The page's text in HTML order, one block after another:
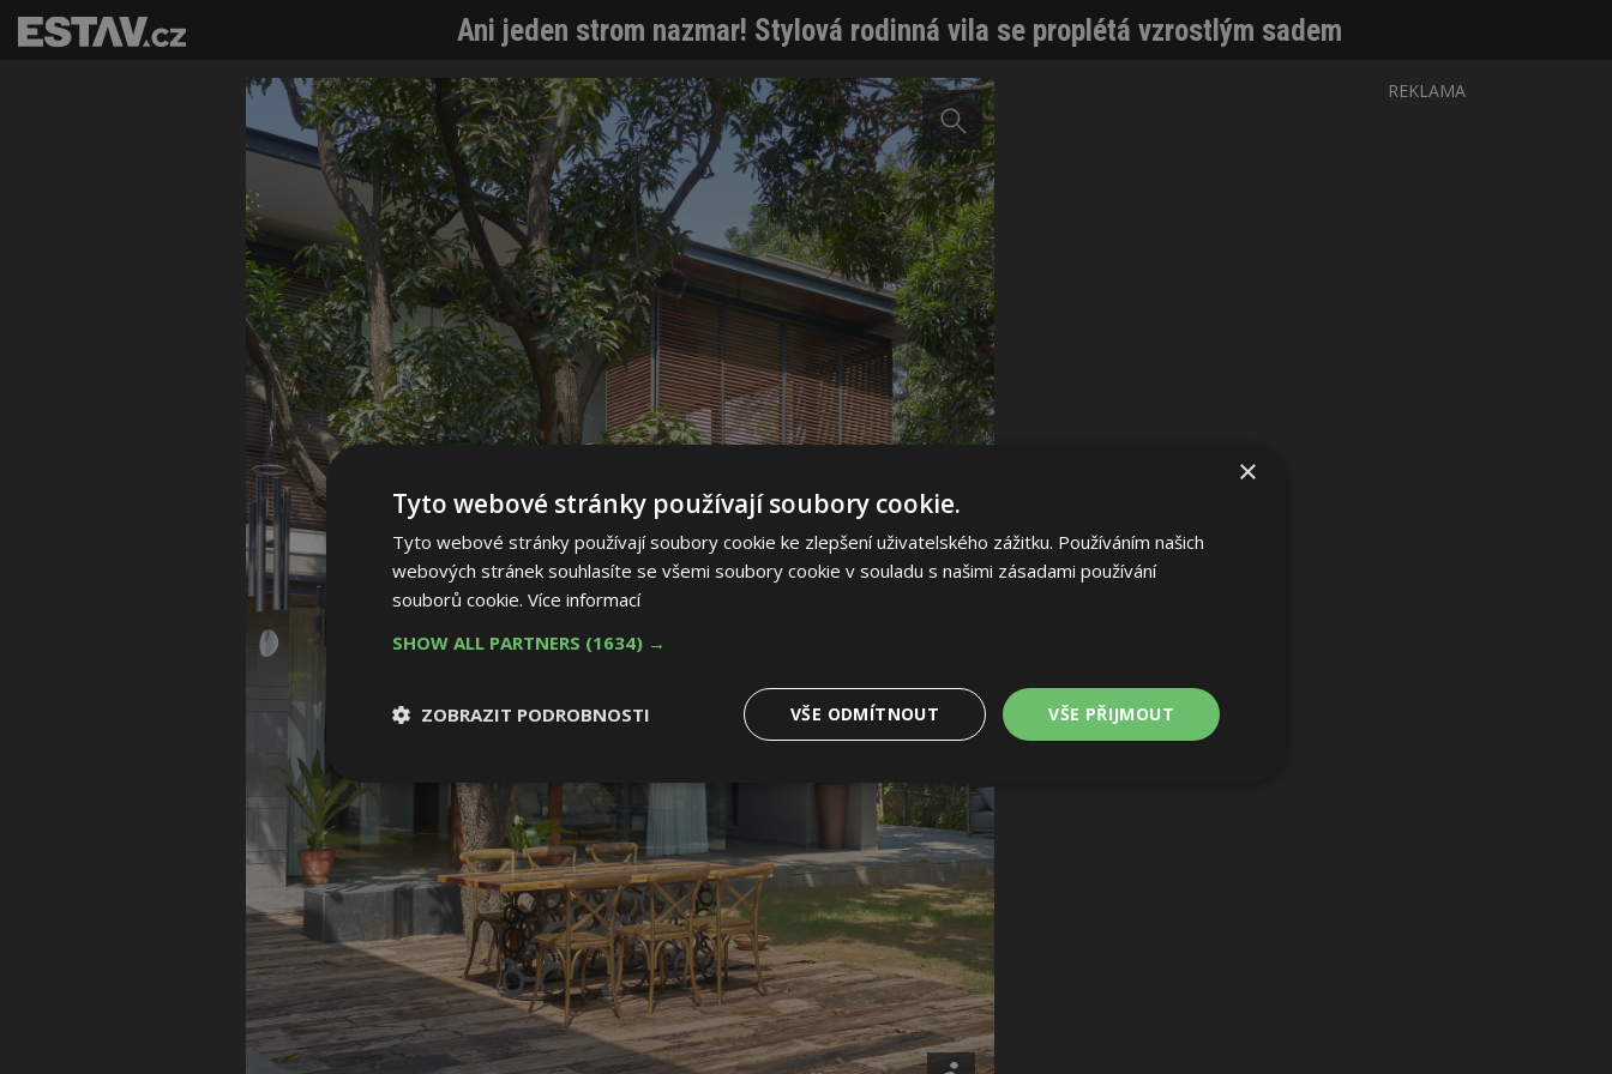
Ani jeden strom nazmar! Stylová rodinná vila se proplétá vzrostlým sadem
REKLAMA
×
Tyto webové stránky používají soubory cookie.
Tyto webové stránky používají soubory cookie ke zlepšení uživatelského zážitku. Používáním našich
webových stránek souhlasíte se všemi soubory cookie v souladu s našimi zásadami používání
souborů cookie. Více informací
SHOW ALL PARTNERS (1634) →
VŠE PŘIJMOUT
VŠE ODMÍTNOUT
ZOBRAZIT PODROBNOSTI
Nezbytně nutné
soubory
Výkonové
soubory
Soubory cílení Funkční soubory
Nezbytně nutné soubory Výkonové soubory Soubory cílení Funkční soubory
Nezbytně nutné soubory cookie umožňují základní funkce webových stránek, jako je přihlášení uživatele a správa účtu.
Webové stránky nelze bez nezbytně nutných souborů cookie správně používat.